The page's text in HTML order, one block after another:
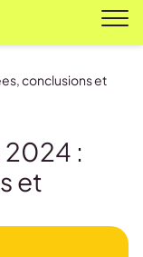
2024 :
et
conclusions et